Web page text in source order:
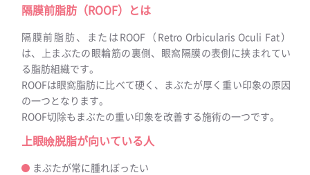
隔膜前脂肪（ROOF）とは
隔膜前脂肪、またはROOF（Retro Orbicularis Oculi Fat）
は、上まぶたの眼輪筋の裏側、眼窩隔膜の表側に挟まれてい
る脂肪組織です。
ROOFは眼窩脂肪に比べて硬く、まぶたが厚く重い印象の原因
の一つとなります。
ROOF切除もまぶたの重い印象を改善する施術の一つです。
上眼瞼脱脂が向いている人
まぶたが常に腫れぼったい